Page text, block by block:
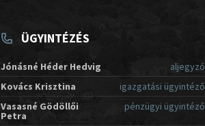
ÜGYINTÉZÉS
Jónásné Héder Hedvig
aljegyző
Kovács Krisztina
igazgatási ügyintéző
Vasasné Gödöllői
Petra
pénzügyi ügyintéző